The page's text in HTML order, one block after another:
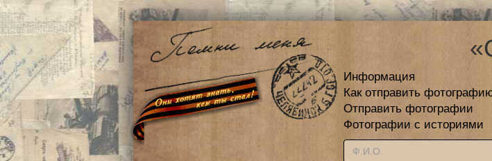
Информация
Как отправить
Отправить фотографии
Фотографии с историями